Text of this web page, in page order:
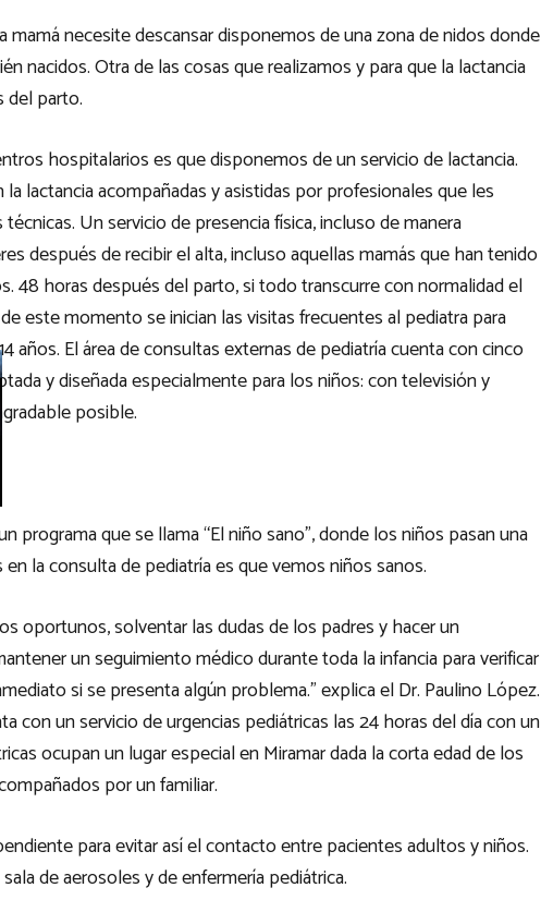
necesite descansar disponemos de una zona de nidos donde
nacidos. Otra de las cosas que realizamos y para que la lactancia
del parto.
hospitalarios es que disponemos de un servicio de lactancia.
lactancia acompañadas y asistidas por profesionales que les
Un servicio de presencia física, incluso de manera
después de recibir el alta, incluso aquellas mamás que han tenido
48 horas después del parto, si todo transcurre con normalidad el
este momento se inician las visitas frecuentes al pediatra para
años. El área de consultas externas de pediatría cuenta con cinco
y diseñada especialmente para los niños: con televisión y
posible.
programa que se llama “El niño sano”, donde los niños pasan una
la consulta de pediatría es que vemos niños sanos.
oportunos, solventar las dudas de los padres y hacer un
un seguimiento médico durante toda la infancia para verificar
si se presenta algún problema.” explica el Dr. Paulino López.
con un servicio de urgencias pediátricas las 24 horas del día con un
ocupan un lugar especial en Miramar dada la corta edad de los
por un familiar.
para evitar así el contacto entre pacientes adultos y niños.
de aerosoles y de enfermería pediátrica.